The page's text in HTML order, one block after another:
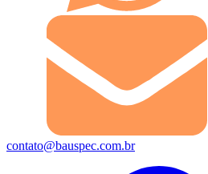
contato@bauspec.com.br